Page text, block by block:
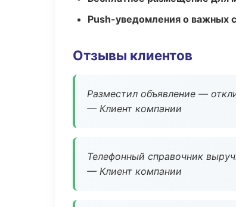
Push-уведомления о важных
Отзывы клиентов
Разместил объявление —
— Клиент компании
Телефонный справочник
— Клиент компании